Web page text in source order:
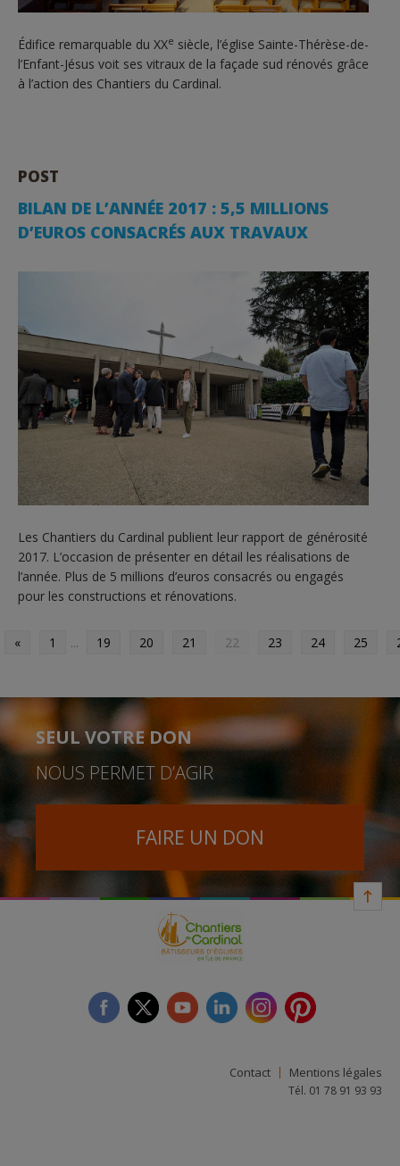
Édifice remarquable du XXe siècle, l’église Sainte-Thérèse-de-
l’Enfant-Jésus voit ses vitraux de la façade sud rénovés grâce
à l’action des Chantiers du Cardinal.
POST
BILAN DE L’ANNÉE 2017 : 5,5 MILLIONS
D’EUROS CONSACRÉS AUX TRAVAUX
Les Chantiers du Cardinal publient leur rapport de générosité
2017. L’occasion de présenter en détail les réalisations de
l’année. Plus de 5 millions d’euros consacrés ou engagés
pour les constructions et rénovations.
« 1 ... 19 20 21 22 23 24 25
SEUL VOTRE DON
NOUS PERMET D’AGIR
FAIRE UN DON
facebooktwitter youtube linkedin instagram
Contact Mentions légales
Tél. 01 78 91 93 93